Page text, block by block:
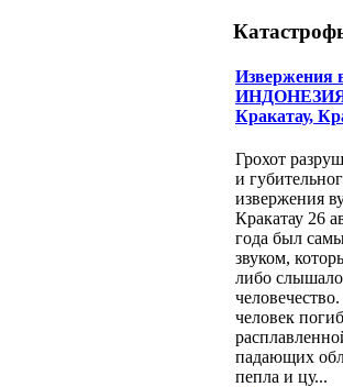
Извержения
Кракатау,
Грохот
и
извержения
Кракатау 26
года был
звуком,
либо слышало
человек
падающих
пепла и цу...